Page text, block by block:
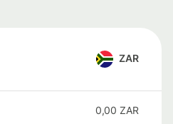
ZAR
0,00 ZAR